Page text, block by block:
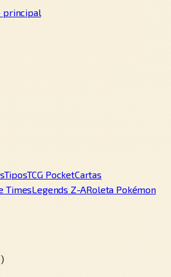
principal
TiposTCG PocketCartas
TimesLegends Z-ARoleta Pokémon